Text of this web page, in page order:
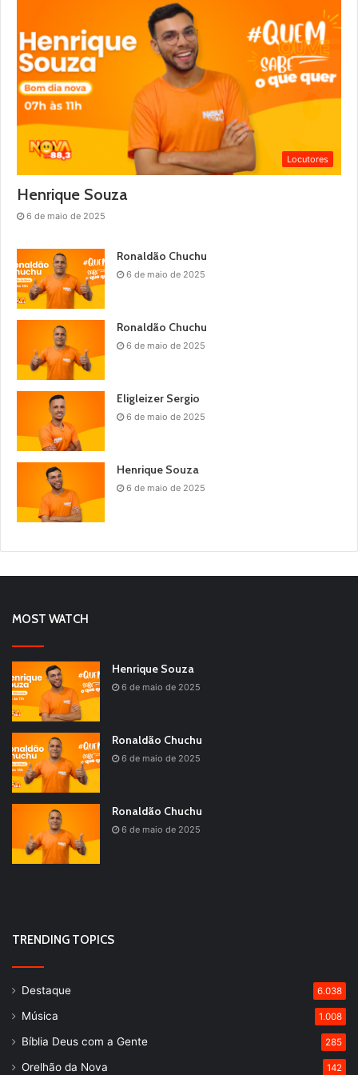
Locutores
Henrique Souza
6 de maio de 2025
Ronaldão Chuchu
6 de maio de 2025
Ronaldão Chuchu
6 de maio de 2025
Eligleizer Sergio
6 de maio de 2025
Henrique Souza
6 de maio de 2025
MOST WATCH
Henrique Souza
6 de maio de 2025
Ronaldão Chuchu
6 de maio de 2025
Ronaldão Chuchu
6 de maio de 2025
TRENDING TOPICS
Destaque 6.038
Música 1.008
Bíblia Deus com a Gente 285
Orelhão da Nova 142